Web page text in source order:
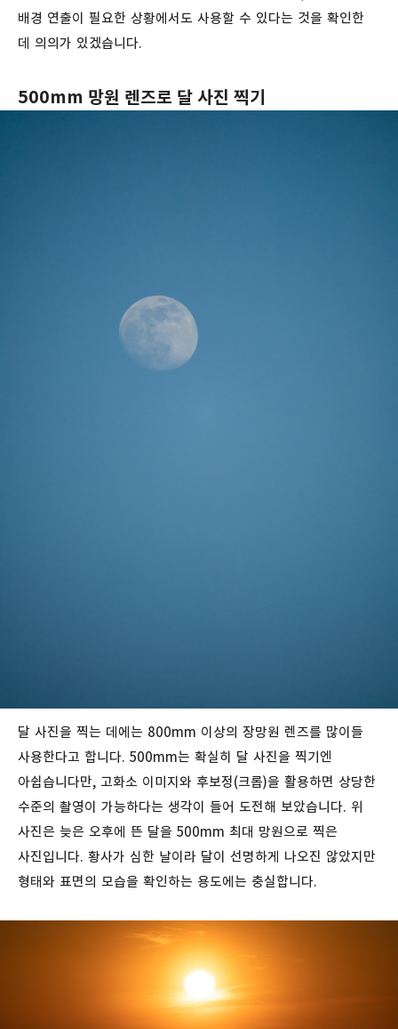
배경 연출이 필요한 상황에서도 사용할 수 있다는 것을 확인한
데 의의가 있겠습니다.
500mm 망원 렌즈로 달 사진 찍기
달 사진을 찍는 데에는 800mm 이상의 장망원 렌즈를 많이들
사용한다고 합니다. 500mm는 확실히 달 사진을 찍기엔
아쉽습니다만, 고화소 이미지와 후보정(크롭)을 활용하면 상당한
수준의 촬영이 가능하다는 생각이 들어 도전해 보았습니다. 위
사진은 늦은 오후에 뜬 달을 500mm 최대 망원으로 찍은
사진입니다. 황사가 심한 날이라 달이 선명하게 나오진 않았지만
형태와 표면의 모습을 확인하는 용도에는 충실합니다.